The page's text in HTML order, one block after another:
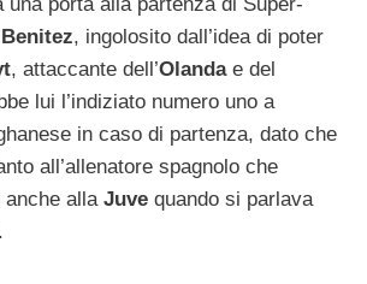
Benitez, ingolosito dall’idea di poter
, attaccante dell’Olanda e del
lui l’indiziato numero uno a
in caso di partenza, dato che
all’allenatore spagnolo che
anche alla Juve quando si parlava